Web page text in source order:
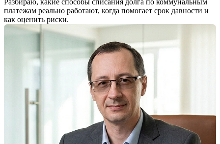
Разбираю, какие способы списания долга по коммунальным
платежам реально работают, когда помогает срок давности и
как оценить риски.